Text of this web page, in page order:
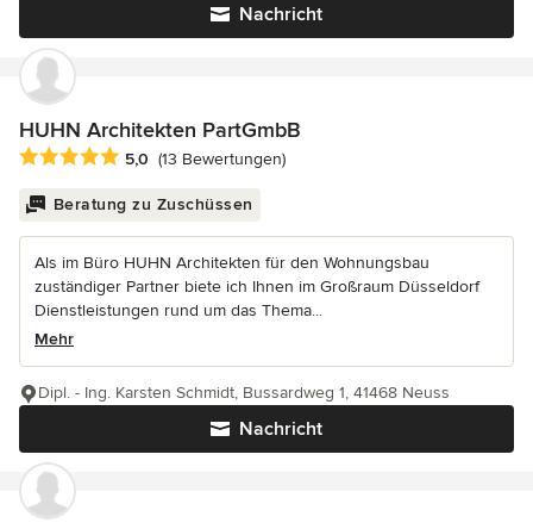
Nachricht
HUHN Architekten PartGmbB
Durchschnittliche Bewertung: 5 von 5 Sternen
5,0 (13 Bewertungen)
Beratung zu Zuschüssen
Als im Büro HUHN Architekten für den Wohnungsbau
zuständiger Partner biete ich Ihnen im Großraum Düsseldorf
Dienstleistungen rund um das Thema...
Mehr
Nachricht
Dipl. - Ing. Karsten Schmidt, Bussardweg 1, 41468 Neuss